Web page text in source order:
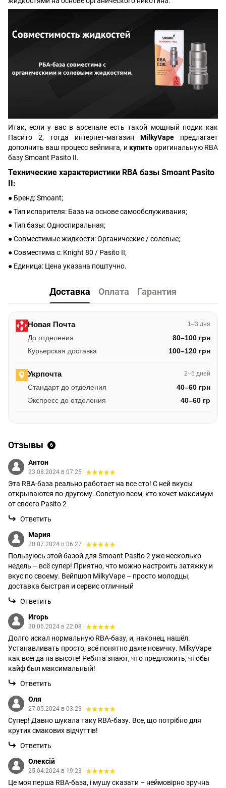
Итак, если у вас в арсенале есть такой мощный подик как
Пасито 2, тогда интернет-магазин MilkyVape предлагает
дополнить ваш процесс вейпинга, икупить оригинальную RBA
базу Smoant Pasito II.
Технические характеристики RBA базы Smoant Pasito
II:
● Бренд: Smoant;
● Тип испарителя: База на основе самообслуживания;
● Тип базы: Односпиральная;
● Совместимые жидкости: Органические / солевые;
● Совместима с: Knight 80 / Pasito II;
● Единица: Цена указана поштучно.
Доставка Оплата Гарантия
Новая Почта 1–3 дня
До отделения
80–100 грн
Курьерская доставка
100–120 грн
Укрпочта 2–5 дней
Стандарт до отделения
40–60 грн
Экспресс до отделения
40–60 гр
Отзывы 6
Антон
23.08.2024 в 07:25
Эта RBA-база реально работает на все сто! С ней вкусы
открываются по-другому. Советую всем, кто хочет максимум
от своего Pasito 2
Ответить
Мария
20.07.2024 в 06:27
Пользуюсь этой базой для Smoant Pasito 2 уже несколько
недель – всё супер! Приятно, что можно настроить затяжку и
вкус по своему. Вейпшоп MilkyVape – просто молодцы,
доставка быстрая и сервис отличный
Ответить
Игорь
30.06.2024 в 22:08
Долго искал нормальную RBA-базу, и, наконец, нашёл.
Устанавливать просто, всё понятно даже новичку. MilkyVape
как всегда на высоте! Ребята знают, что предложить, чтобы
кайф был максимальный!
Ответить
Оля
27.05.2024 в 03:23
Супер! Давно шукала таку RBA-базу. Все, що потрібно для
крутих смакових відчуттів!
Ответить
Олексій
25.04.2024 в 19:23
Це моя перша RBA-база, і мушу сказати – неймовірно зручна